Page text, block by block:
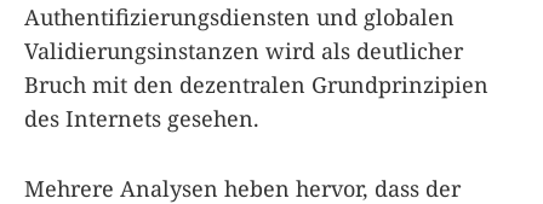
Authentifizierungsdiensten und globalen
Validierungsinstanzen wird als deutlicher
Bruch mit den dezentralen Grundprinzipien
des Internets gesehen.
Mehrere Analysen heben hervor, dass der